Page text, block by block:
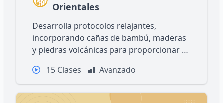
Orientales
Desarrolla protocolos relajantes,
incorporando cañas de bambú, maderas
y piedras volcánicas para proporcionar al
15 Clases Avanzado